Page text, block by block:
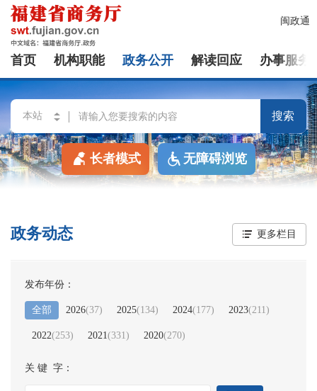
闽政通
首页 机构职能 政务公开 解读回应 办事服务
搜索
长者模式 无障碍浏览
政务动态 更多栏目
发布年份：
全部 2026(37) 2025(134) 2024(177) 2023(211)
2022(253) 2021(331) 2020(270)
关 键 字：